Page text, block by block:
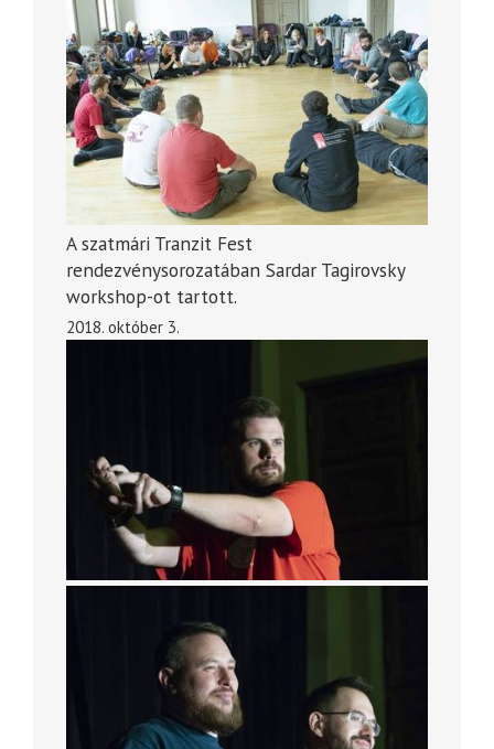
A szatmári Tranzit Fest
rendezvénysorozatában Sardar Tagirovsky
workshop-ot tartott.
2018. október 3.